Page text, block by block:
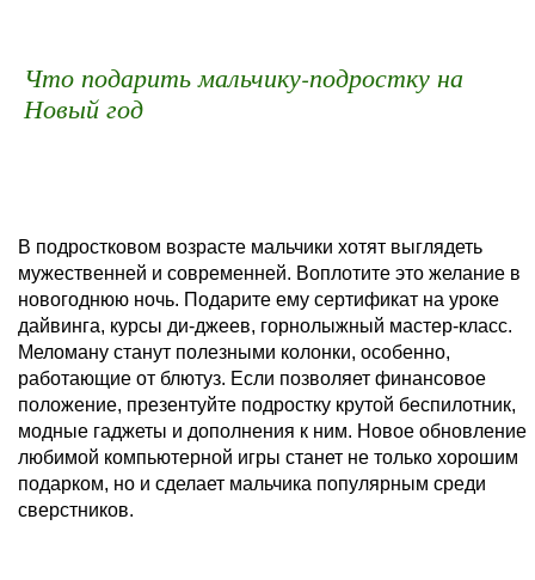
Что подарить мальчику-подростку на
Новый год
В подростковом возрасте мальчики хотят выглядеть
мужественней и современней. Воплотите это желание в
новогоднюю ночь. Подарите ему сертификат на уроке
дайвинга, курсы ди-джеев, горнолыжный мастер-класс.
Меломану станут полезными колонки, особенно,
работающие от блютуз. Если позволяет финансовое
положение, презентуйте подростку крутой беспилотник,
модные гаджеты и дополнения к ним. Новое обновление
любимой компьютерной игры станет не только хорошим
подарком, но и сделает мальчика популярным среди
сверстников.